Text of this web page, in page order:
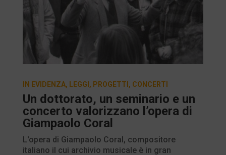
Un dottorato, un seminario e un
concerto valorizzano l’opera di
Giampaolo Coral
IN EVIDENZA, LEGGI , PROGETTI , CONCERTI
L'opera di Giampaolo Coral, compositore
italiano il cui archivio musicale è in gran